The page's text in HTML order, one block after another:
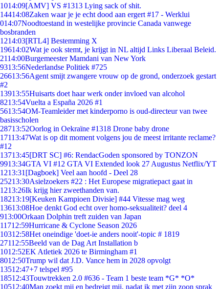
1014:09[AMV] VS #1313 Lying sack of shit.
14414:08Zaken waar je je echt dood aan ergert #17 - Werklui
014:07Noodtoestand in westelijke provincie Canada vanwege
bosbranden
1214:03[RTL4] Bestemming X
19614:02Wat je ook stemt, je krijgt in NL altijd Links Liberaal Beleid.
2114:00Burgemeester Mamdani van New York
9313:56Nederlandse Politiek #725
26613:56Agent smijt zwangere vrouw op de grond, onderzoek gestart
#2
13913:55Huisarts doet haar werk onder invloed van alcohol
8213:54Vuelta a España 2026 #1
5613:54OM-Teamleider met kinderporno is oud-directeur van twee
basisscholen
28713:52Oorlog in Oekraïne #1318 Drone baby drone
17113:47Wat is op dit moment volgens jou de meest irritante reclame?
#12
13713:45[DRT SC] #6: RendacGoden sponsored by TONZON
9913:34GTA VI #12 GTA VI Extended look 27 Augustus Netflix/YT
1213:31 [Dagboek] Veel aan hoofd - Deel 28
25213:30Asielzoekers #22 : Het Europese migratiepact gaat in
1213:26Ik krijg hier zweethanden van.
18213:19[Keuken Kampioen Divisie] #44 Vitesse mag weg
13613:08Hoe denkt God echt over homo-seksualiteit? deel 4
913:00Orkaan Dolphin treft zuiden van Japan
11712:59Hurricane & Cyclone Season 2026
10312:58Het oneindige 'doet-ie anders nooit'-topic # 1819
27112:55Beeld van de Dag Art Installation b
1012:52EK Atletiek 2026 te Birmingham #1
8012:50Trump wil dat J.D. Vance hem in 2028 opvolgt
13512:47+7 telspel #95
18512:43Touwtrekken 2.0 #636 - Team 1 beste team *G* *O*
10512:40Man zoekt mij en bedreigt mij, nadat ik met zijn zoon sprak